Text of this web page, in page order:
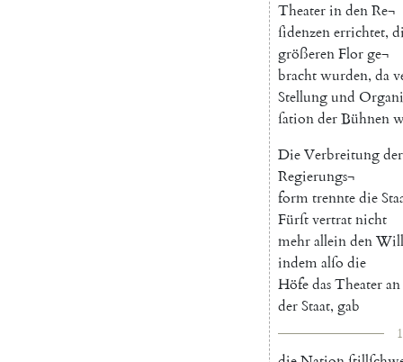
TheaterindenRe¬
ſidenzenerrichtet,
größerenFlorge¬
brachtwurden, da
Stellungund
ſationderBühnen
DieVerbreitungder
Regierungs¬
formtrenntedie
Fürſtvertratnicht
mehralleinden
indemalſo die
HöfedasTheateran
derStaat, gab